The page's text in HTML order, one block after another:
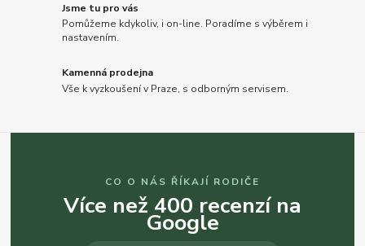
Jsme tu pro vás
Pomůžeme kdykoliv, i on-line. Poradíme s výběrem i
nastavením.
Kamenná prodejna
Vše k vyzkoušení v Praze, s odborným servisem.
CO O NÁS ŘÍKAJÍ RODIČE
Více než 400 recenzí na
Google